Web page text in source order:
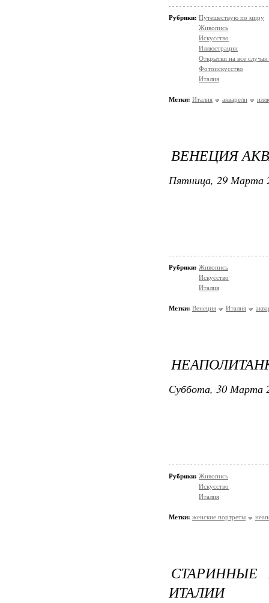
Рубрики: Путешествую по миру
Живопись
Искусство
Иллюстрации
Открытки на все
Фотоискусство
Италия
Метки: Италия акварели
ВЕНЕЦИЯ
Пятница, 29 Марта
Рубрики: Живопись
Искусство
Италия
Метки: Венеция Италия
Суббота, 30 Марта
Рубрики: Живопись
Искусство
Италия
Метки: женские портреты
ИТАЛИИ